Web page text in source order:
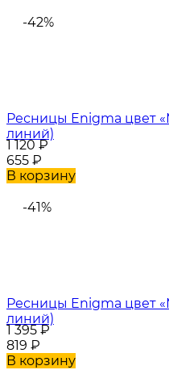
-42%
Ресницы Enigma цвет
линий)
1 120₽
655 ₽
В корзину
-41%
Ресницы Enigma цвет
линий)
1 395₽
819 ₽
В корзину